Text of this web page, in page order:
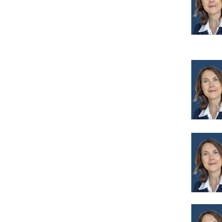
Image
Image
Image